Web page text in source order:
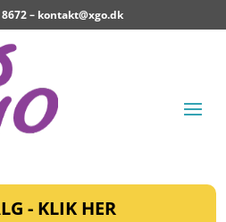
– kontakt@xgo.dk
- KLIK HER